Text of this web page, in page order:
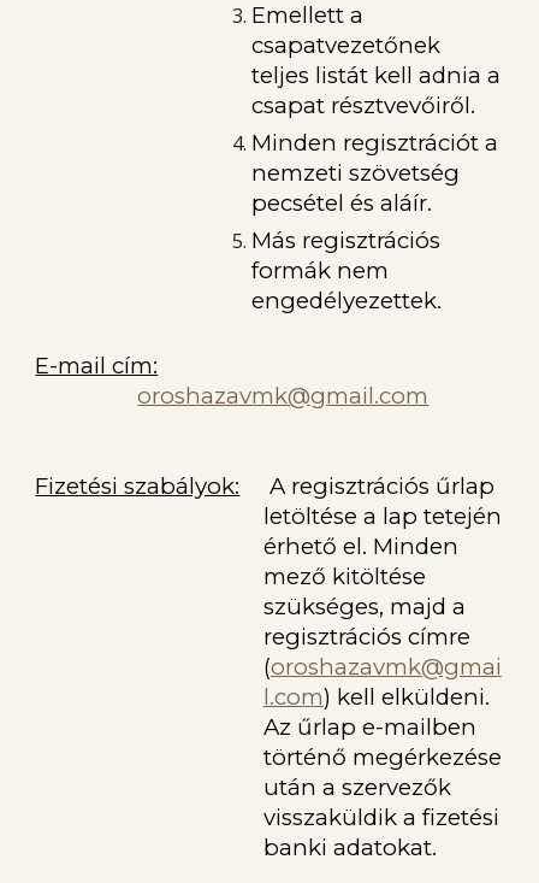
Emellett a
csapatvezetőnek
teljes listát kell adnia a
csapat résztvevőiről.
Minden regisztrációt a
nemzeti szövetség
pecsétel és aláír.
Más regisztrációs
formák nem
engedélyezettek.
E-mail cím:
oroshazavmk@gmail.com
Fizetési szabályok: A regisztrációs űrlap
letöltése a lap tetején
érhető el. Minden
mező kitöltése
szükséges, majd a
regisztrációs címre
(oroshazavmk@gmai
l.com) kell elküldeni.
Az űrlap e-mailben
történő megérkezése
után a szervezők
visszaküldik a fizetési
banki adatokat.